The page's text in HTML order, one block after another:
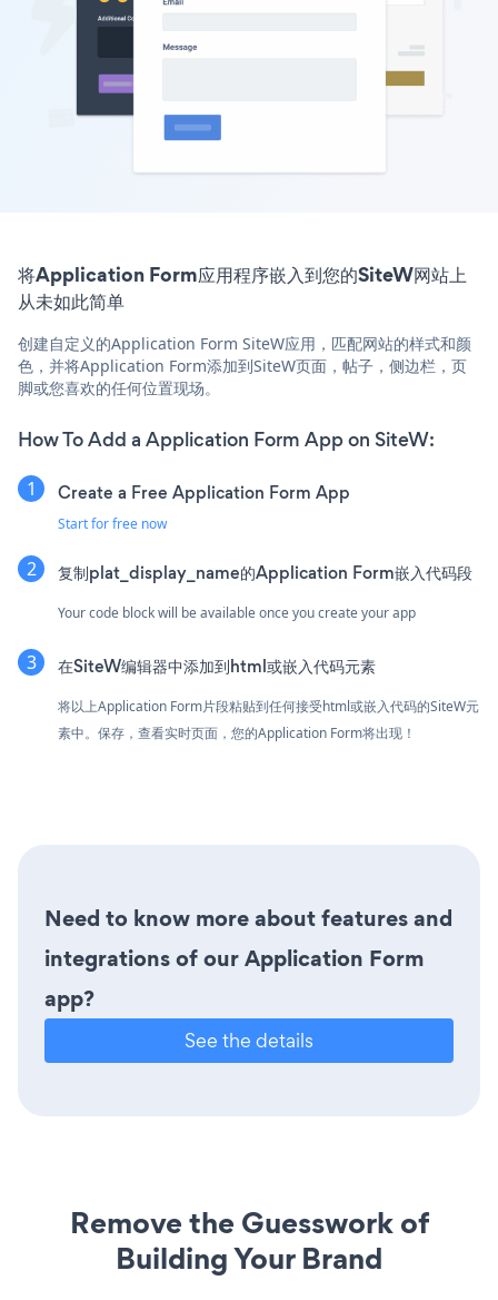
将Application Form应用程序嵌入到您的SiteW网站上
从未如此简单
创建自定义的Application Form SiteW应用，匹配网站的样式和颜
色，并将Application Form添加到SiteW页面，帖子，侧边栏，页
脚或您喜欢的任何位置现场。
How To Add a Application Form App on SiteW:
Create a Free Application Form App
Start for free now
复制plat_display_name的Application Form嵌入代码段
Your code block will be available once you create your app
在SiteW编辑器中添加到html或嵌入代码元素
将以上Application Form片段粘贴到任何接受html或嵌入代码的SiteW元
素中。保存，查看实时页面，您的Application Form将出现！
Need to know more about features and
integrations of our Application Form
app?
See the details
Remove the Guesswork of
Building Your Brand